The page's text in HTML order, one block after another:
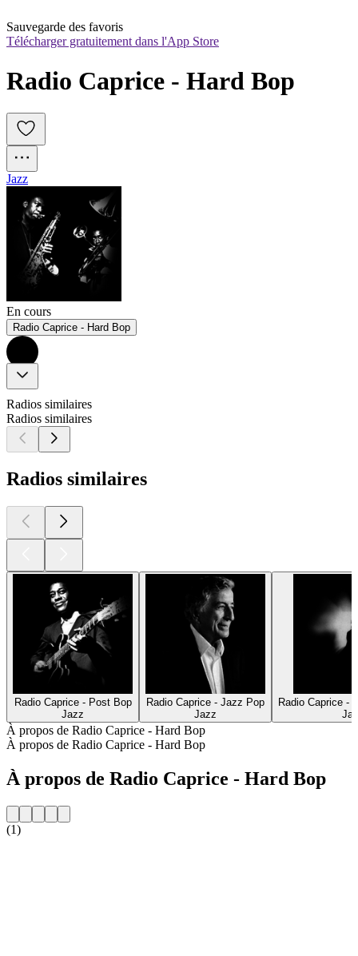
Sauvegarde des favoris
Télécharger gratuitement dans l'App Store
Radio Caprice - Hard Bop
Jazz
En cours
Radio Caprice - Hard Bop
Radios similaires
Radios similaires
Radios similaires
Radio Caprice - Post Bop
Jazz
Radio Caprice - Jazz Pop
Jazz
Radio Caprice -
À propos de Radio Caprice - Hard Bop
À propos de Radio Caprice - Hard Bop
À propos de Radio Caprice - Hard Bop
(1)